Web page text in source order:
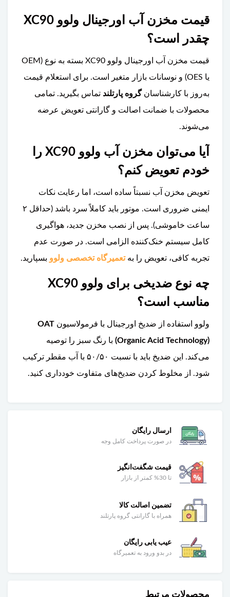
قیمت مخزن آب اورجینال ولوو XC90
چقدر است؟
قیمت مخزن آب اورجینال ولوو XC90 بسته به نوع (OEM
یا OES) و نوسانات بازار متغیر است. برای استعلام قیمت
به‌روز با کارشناسان گروه پارتلند تماس بگیرید. تمامی
محصولات با ضمانت اصالت و گارانتی تعویض عرضه
می‌شوند.
آیا می‌توان مخزن آب ولوو XC90 را
خودم تعویض کنم؟
تعویض مخزن آب نسبتاً ساده است، اما رعایت نکات
ایمنی ضروری است. موتور باید کاملاً سرد باشد (حداقل ۲
ساعت خاموشی). پس از نصب مخزن جدید، هواگیری
کامل سیستم خنک‌کننده الزامی است. در صورت عدم
تجربه کافی، تعویض را بهتعمیرگاه تخصصی ولوو بسپارید.
چه نوع ضدیخی برای ولوو XC90
مناسب است؟
ولوو استفاده از ضدیخ اورجینال با فرمولاسیون OAT
(Organic Acid Technology) با رنگ سبز را توصیه
می‌کند. این ضدیخ باید با نسبت ۵۰/۵۰ با آب مقطر ترکیب
شود. از مخلوط کردن ضدیخ‌های متفاوت خودداری کنید.
ارسال رایگان
در صورت پرداخت کامل وجه
قیمت شگفت‌انگیز
تا 30% کمتر از بازار
تضمین اصالت کالا
همراه با گارانتی گروه پارتلند
عیب یابی رایگان
در بدو ورود به تعمیرگاه
محصولات مرتبط